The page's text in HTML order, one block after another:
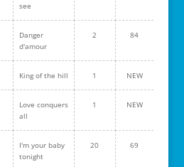
see
Danger
d'amour
2 84
King of the hill 1 NEW
Love conquers
all
1 NEW
I'm your baby
tonight
20 69